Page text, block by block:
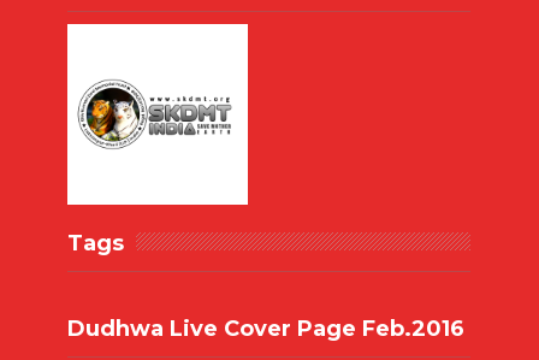
Tags
Dudhwa Live Cover Page Feb.2016